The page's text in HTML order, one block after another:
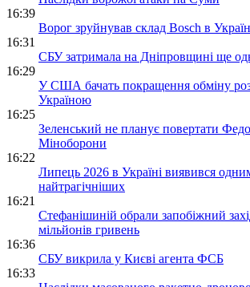
16:39
Ворог зруйнував склад Bosch в
16:31
СБУ затримала на Дніпровщині ще
16:29
У США бачать покращення обміну
Україною
16:25
Зеленський не планує повертати
Міноборони
16:22
Липець 2026 в Україні виявився
найтрагічніших
16:21
Стефанішиній обрали запобіжний
мільйонів гривень
16:36
СБУ викрила у Києві агента ФСБ
16:33